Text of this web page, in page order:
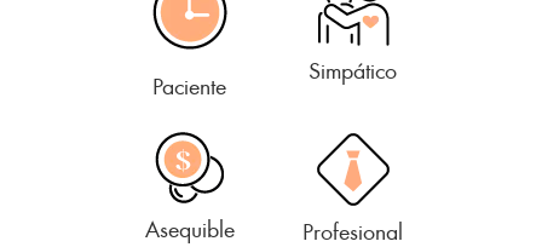
Paciente
Simpático
Asequible Profesional